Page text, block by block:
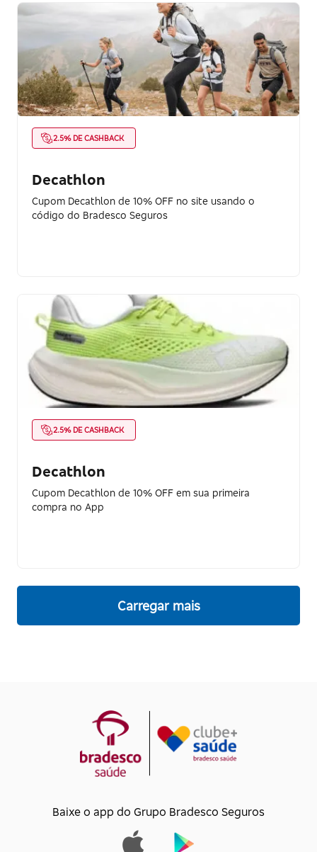
2.5% DE CASHBACK
Decathlon
Cupom Decathlon de 10% OFF no site usando o
código do Bradesco Seguros
2.5% DE CASHBACK
Decathlon
Cupom Decathlon de 10% OFF em sua primeira
compra no App
Carregar mais
Baixe o app do Grupo Bradesco Seguros